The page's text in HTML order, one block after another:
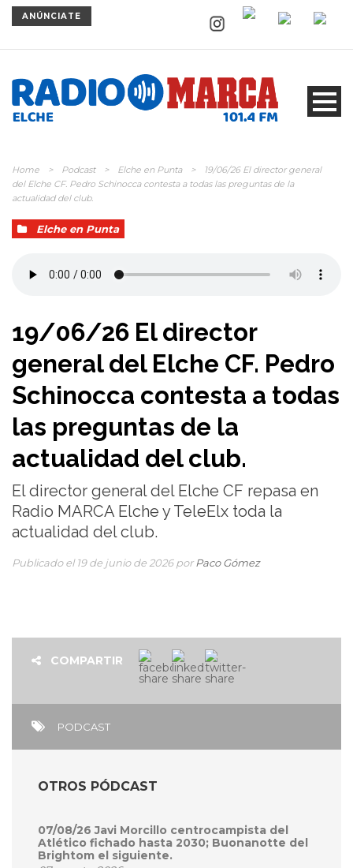
ANÚNCIATE
Home > Podcast > Elche en Punta >
19/06/26 El director general
del Elche CF. Pedro Schinocca contesta a todas las preguntas de la
actualidad del club.
Elche en Punta
19/06/26 El director
general del Elche CF. Pedro
Schinocca contesta a todas
las preguntas de la
actualidad del club.
El director general del Elche CF repasa en
Radio MARCA Elche y TeleElx toda la
actualidad del club.
Publicado el 19 de junio de 2026 por Paco Gómez
COMPARTIR
PODCAST
OTROS PÓDCAST
07/08/26 Javi Morcillo centrocampista del
Atlético fichado hasta 2030; Buonanotte del
Brightom el siguiente.